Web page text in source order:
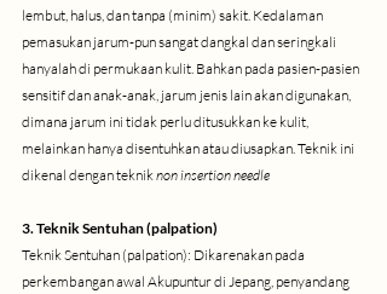
lembut, halus, dan tanpa (minim) sakit. Kedalaman
pemasukan jarum-pun sangat dangkal dan seringkali
hanyalah di permukaan kulit. Bahkan pada pasien-pasien
sensitif dan anak-anak, jarum jenis lain akan digunakan,
dimana jarum ini tidak perlu ditusukkan ke kulit,
melainkan hanya disentuhkan atau diusapkan. Teknik ini
dikenal dengan teknik non insertion needle
3. Teknik Sentuhan (palpation)
Teknik Sentuhan (palpation): Dikarenakan pada
perkembangan awal Akupuntur di Jepang, penyandang